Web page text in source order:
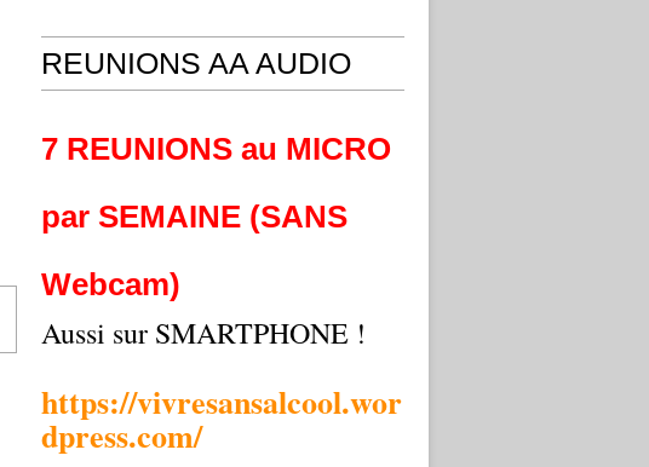
REUNIONS AA AUDIO
7 REUNIONS au MICRO
par SEMAINE (SANS
Webcam)
Aussi sur SMARTPHONE !
https://vivresansalcool.wor
dpress.com/